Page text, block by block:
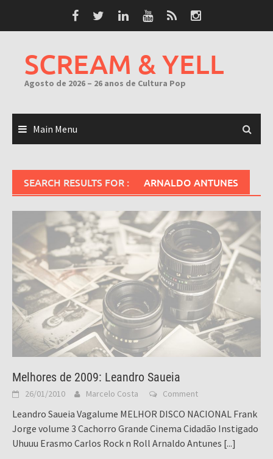
SCREAM & YELL
Agosto de 2026 – 26 anos de Cultura Pop
Main Menu
SEARCH RESULTS FOR : ARNALDO ANTUNES
Melhores de 2009: Leandro Saueia
26/01/2010 Marcelo Costa Comment
Leandro Saueia Vagalume MELHOR DISCO NACIONAL Frank
Jorge volume 3 Cachorro Grande Cinema Cidadão Instigado
Uhuuu Erasmo Carlos Rock n Roll Arnaldo Antunes [...]